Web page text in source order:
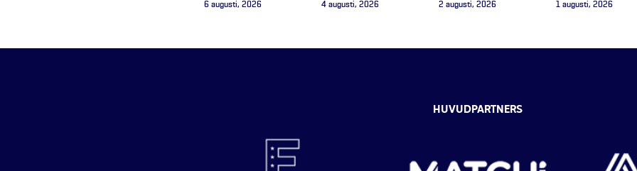
6 augusti, 2026 4 augusti, 2026 2 augusti, 2026 1 augusti, 2026
HUVUDPARTNERS